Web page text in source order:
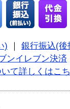
)
銀行振込(後
ンイレブン決済
て詳しくはこ